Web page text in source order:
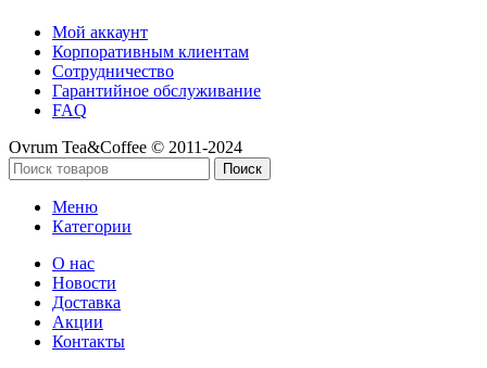
Мой аккаунт
Корпоративным клиентам
Сотрудничество
Гарантийное обслуживание
FAQ
Ovrum Tea&Coffee © 2011-2024
Поиск
Меню
Категории
О нас
Новости
Доставка
Акции
Контакты